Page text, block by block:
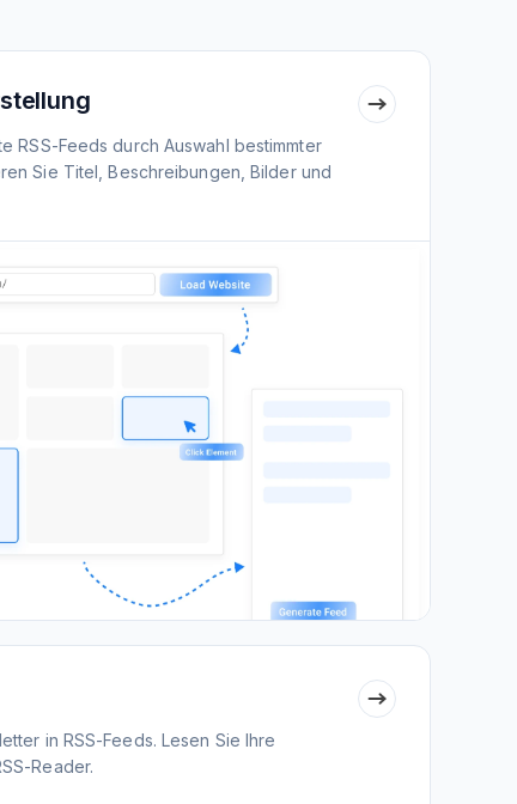
RSS-Feeds durch Auswahl bestimmter
Sie Titel, Beschreibungen, Bilder und
in RSS-Feeds. Lesen Sie Ihre
Reader.